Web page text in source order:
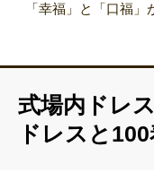
「幸福」と「口福
式場内ドレ
ドレスと